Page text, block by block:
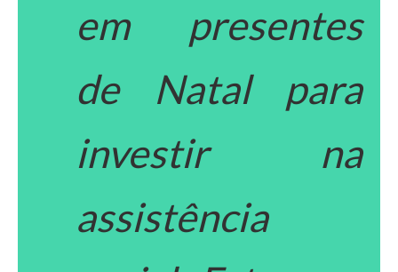
em presentes
de Natal para
investir na
assistência